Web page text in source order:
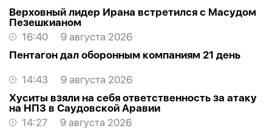
Верховный лидер Ирана встретился с Масудом
Пезешкианом
16:40
9 августа 2026
Пентагон дал оборонным компаниям 21 день
14:43
9 августа 2026
Хуситы взяли на себя ответственность за атаку
на НПЗ в Саудовской Аравии
14:27
9 августа 2026